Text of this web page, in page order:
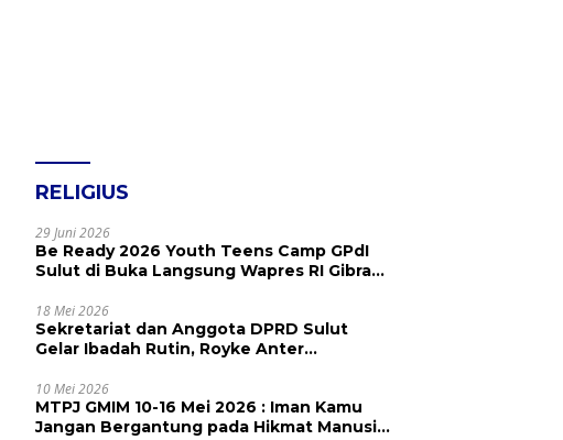
RELIGIUS
29 Juni 2026
Be Ready 2026 Youth Teens Camp GPdI
Sulut di Buka Langsung Wapres RI Gibran
Apresiasi Tinggi
18 Mei 2026
Sekretariat dan Anggota DPRD Sulut
Gelar Ibadah Rutin, Royke Anter
dan Pengingat
10 Mei 2026
MTPJ GMIM 10-16 Mei 2026 : Iman Kamu
Jangan Bergantung pada Hikmat Manusia,